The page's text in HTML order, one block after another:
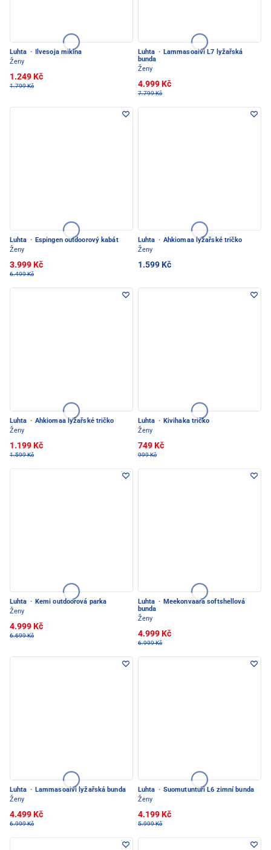
Luhta ·
Ilvesoja mikina
Ženy
1.249 Kč
1.799 Kč
Luhta · Lammasoaivi L7 lyžařská
bunda
Ženy
4.999 Kč
7.799 Kč
Luhta · Espingen outdoorový kabát
Ženy
3.999 Kč
6.499 Kč
Luhta · Ahkiomaa lyžařské tričko
Ženy
1.599 Kč
Luhta · Ahkiomaa lyžařské tričko
Ženy
1.199 Kč
1.599 Kč
Luhta · Kivihaka tričko
Ženy
749 Kč
999 Kč
Luhta · Kemi outdoorová parka
Ženy
4.999 Kč
6.699 Kč
Luhta · Meekonvaara softshellová
bunda
Ženy
4.999 Kč
6.999 Kč
Luhta · Lammasoaivi lyžařská bunda
Ženy
4.499 Kč
6.999 Kč
Luhta · Suomutunturi L6 zimní bunda
Ženy
4.199 Kč
5.999 Kč